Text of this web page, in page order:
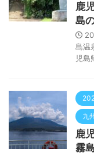
鹿
島
島温
児島
九
鹿
霧